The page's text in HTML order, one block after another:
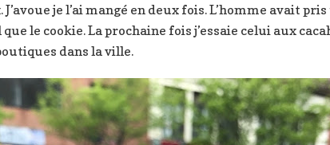
je l’ai mangé en deux fois. L’homme avait
le cookie. La prochaine fois j’essaie celui aux
dans la ville.